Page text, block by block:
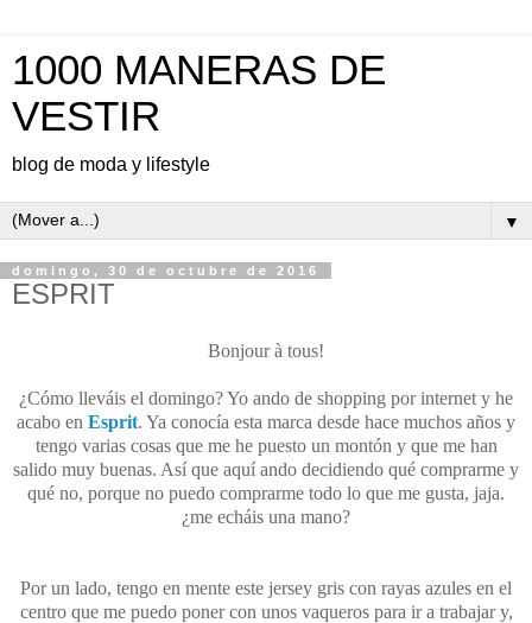
1000 MANERAS DE
VESTIR
blog de moda y lifestyle
▼
domingo, 30 de octubre de 2016
ESPRIT
Bonjour à tous!
¿Cómo lleváis el domingo? Yo ando de shopping por internet y he
acabo en Esprit. Ya conocía esta marca desde hace muchos años y
tengo varias cosas que me he puesto un montón y que me han
salido muy buenas. Así que aquí ando decidiendo qué comprarme y
qué no, porque no puedo comprarme todo lo que me gusta, jaja.
¿me echáis una mano?
Por un lado, tengo en mente este jersey gris con rayas azules en el
centro que me puedo poner con unos vaqueros para ir a trabajar y,